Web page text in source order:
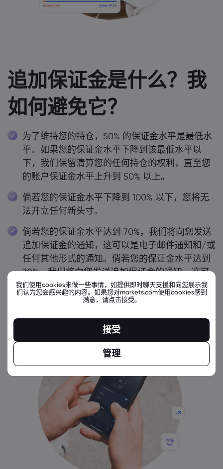
追加保证金是什么？我
如何避免它？
为了维持您的持仓，50% 的保证金水平是最低水
平。如果您的保证金水平下降到该最低水平以
下，我们保留清算您的任何持仓的权利，直至您
的账户保证金水平上升到 50% 以上。
倘若您的保证金水平下降到 100% 以下，您将无
法开立任何新头寸。
倘若您的保证金水平达到 70%，我们将向您发送
追加保证金的通知，这可以是电子邮件通知和/或
任何其他形式的通知。倘若您的保证金水平达到
70%，我们将向您发送追加保证金的通知，这可
以是电子邮件通知和/或任何其他形式的通知。
我们使用cookies来做一些事情，如提供即时聊天支援和向您展示我
们认为您会感兴趣的内容。如果您对markets.com使用cookies感到
满意，请点击接受。
接受
管理